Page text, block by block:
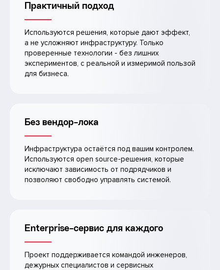
Практичный подход
Используются решения, которые дают эффект,
а не усложняют инфраструктуру. Только
проверенные технологии - без лишних
экспериментов, с реальной и измеримой пользой
для бизнеса.
Без вендор-лока
Инфраструктура остаётся под вашим контролем.
Используются open source-решения, которые
исключают зависимость от подрядчиков и
позволяют свободно управлять системой.
Enterprise-сервис для каждого
Проект поддерживается командой инженеров,
дежурных специалистов и сервисных